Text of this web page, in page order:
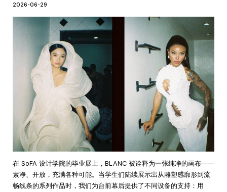
2026-06-29
在 SoFA 设计学院的毕业展上，BLANC 被诠释为一张纯净的画布——
素净、开放，充满各种可能。当学生们陆续展示出从雕塑感廓形到流
畅线条的系列作品时，我们为台前幕后提供了不同设备的支持：用